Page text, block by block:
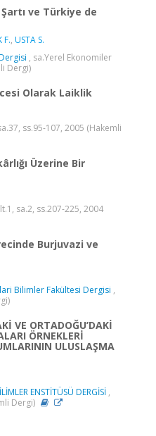
ve Türkiye de
F., USTA S.
, sa.Yerel Ekonomiler
Dergi)
Olarak Laiklik
ss.95-107, 2005 (Hakemli
Üzerine Bir
sa.2, ss.207-225, 2004
Burjuvazi ve
Bilimler Fakültesi Dergisi ,
VE ORTADOĞU’DAKİ
ÖRNEKLERİ
ULUSLAŞMA
ENSTİTÜSÜ DERGİSİ ,
Dergi)